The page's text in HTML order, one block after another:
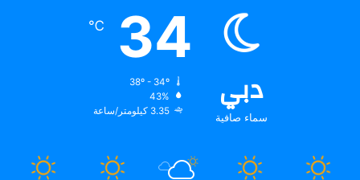
دبي
سماء صافية
34
℃
43%
3.35 كيلومتر/ساعة